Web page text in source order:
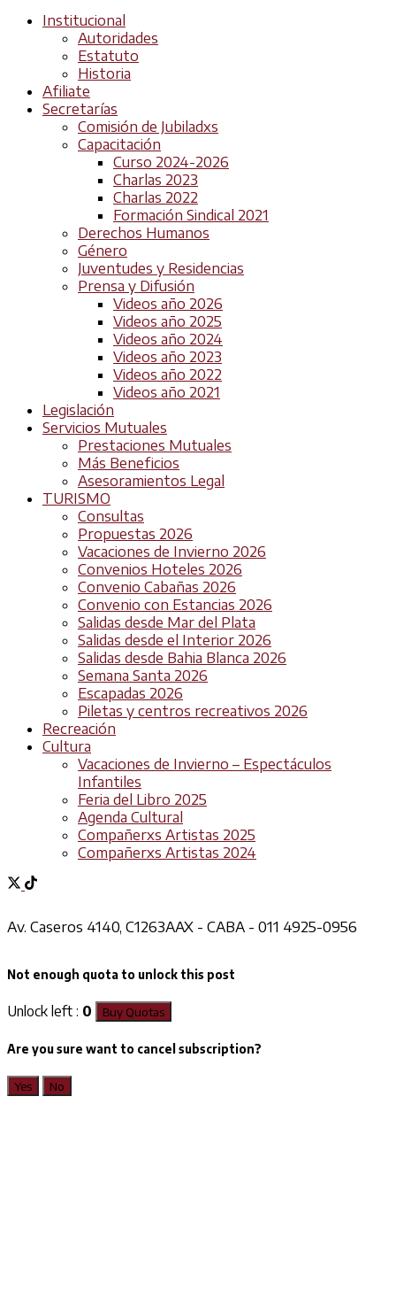
Institucional
Autoridades
Estatuto
Historia
Afiliate
Secretarías
Comisión de Jubiladxs
Capacitación
Curso 2024-2026
Charlas 2023
Charlas 2022
Formación Sindical 2021
Derechos Humanos
Género
Juventudes y Residencias
Prensa y Difusión
Videos año 2026
Videos año 2025
Videos año 2024
Videos año 2023
Videos año 2022
Videos año 2021
Legislación
Servicios Mutuales
Prestaciones Mutuales
Más Beneficios
Asesoramientos Legal
TURISMO
Consultas
Propuestas 2026
Vacaciones de Invierno 2026
Convenios Hoteles 2026
Convenio Cabañas 2026
Convenio con Estancias 2026
Salidas desde Mar del Plata
Salidas desde el Interior 2026
Salidas desde Bahia Blanca 2026
Semana Santa 2026
Escapadas 2026
Piletas y centros recreativos 2026
Recreación
Cultura
Vacaciones de Invierno – Espectáculos
Infantiles
Feria del Libro 2025
Agenda Cultural
Compañerxs Artistas 2025
Compañerxs Artistas 2024
Av. Caseros 4140, C1263AAX - CABA - 011 4925-0956
Not enough quota to unlock this post
Unlock left : 0 Buy Quotas
Are you sure want to cancel subscription?
Yes No